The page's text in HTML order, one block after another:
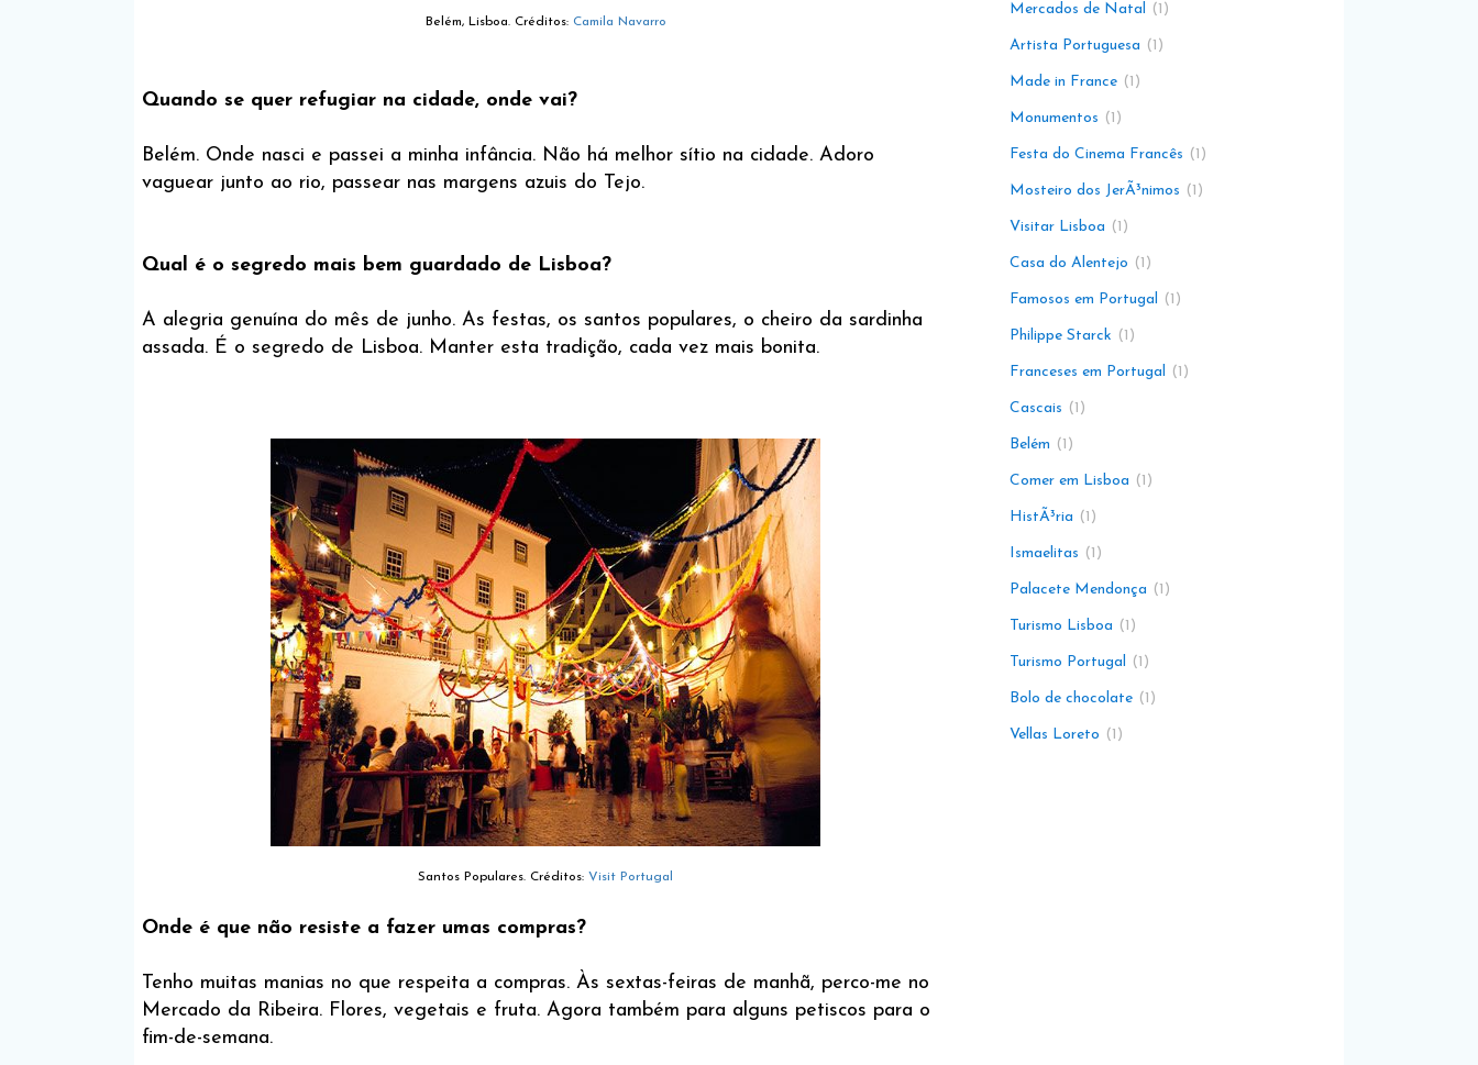
Belém, Lisboa. Créditos: Camila Navarro
Quando se quer refugiar na cidade, onde vai?
Belém. Onde nasci e passei a minha infância. Não há melhor sítio na cidade. Adoro
vaguear junto ao rio, passear nas margens azuis do Tejo.
Qual é o segredo mais bem guardado de Lisboa?
A alegria genuína do mês de junho. As festas, os santos populares, o cheiro da sardinha
assada. É o segredo de Lisboa. Manter esta tradição, cada vez mais bonita.
Santos Populares. Créditos: Visit Portugal
Onde é que não resiste a fazer umas compras?
Tenho muitas manias no que respeita a compras. Às sextas-feiras de manhã, perco-me no
Mercado da Ribeira. Flores, vegetais e fruta. Agora também para alguns petiscos para o
fim-de-semana.
Mercados de Natal 1
Artista Portuguesa 1
Made in France 1
Monumentos 1
Festa do Cinema Francês 1
Mosteiro dos JerÃ³nimos 1
Visitar Lisboa 1
Casa do Alentejo 1
Famosos em Portugal 1
Philippe Starck 1
Franceses em Portugal 1
Cascais 1
Belém 1
Comer em Lisboa 1
HistÃ³ria 1
Ismaelitas 1
Palacete Mendonça 1
Turismo Lisboa 1
Turismo Portugal 1
Bolo de chocolate 1
Vellas Loreto 1